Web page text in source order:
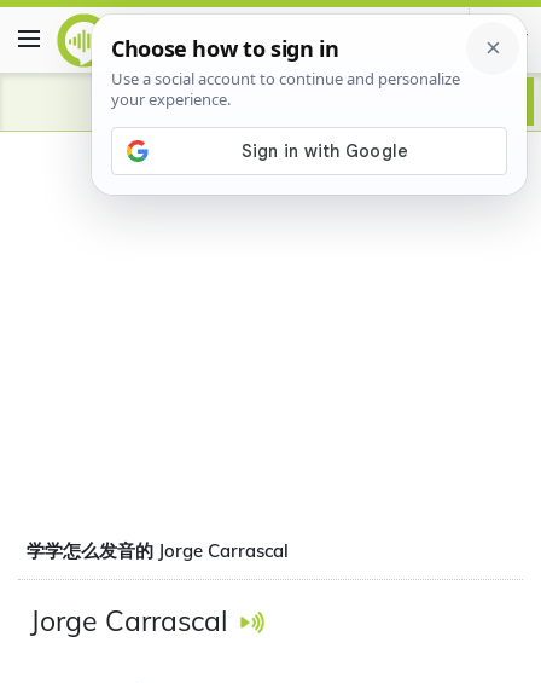
Advertisement
学学怎么发音的 Jorge Carrascal
Jorge Carrascal